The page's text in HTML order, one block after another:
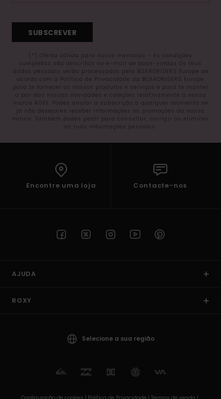
SUBSCREVER
(*) Oferta válida para novos membros - As condições
completas são descritas no e-mail de boas-vindas Os teus
dados pessoais serão processados pela BOARDRIDERS Europe de
acordo com a Política de Privacidade da BOARDRIDERS Europe
para te fornecer os nossos produtos e serviços e para te manter
a par das nossas novidades e coleções relativamente à nossa
marca ROXY. Podes anular a subscrição a qualquer momento se
já não desejares receber informações ou promoções da nossa
marca. Também podes pedir para consultar, corrigir ou eliminar
as tuas informações pessoais.
Encontre uma loja Contacte-nos
AJUDA
ROXY
Selecione a sua região